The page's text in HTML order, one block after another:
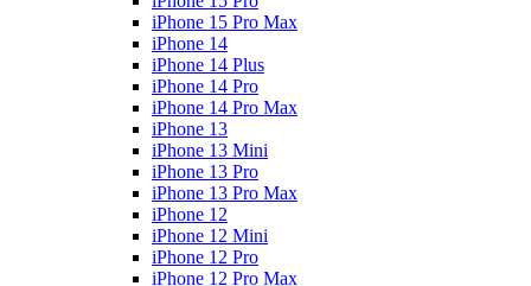
iPhone 15 Pro Max
iPhone 14
iPhone 14 Plus
iPhone 14 Pro
iPhone 14 Pro Max
iPhone 13
iPhone 13 Mini
iPhone 13 Pro
iPhone 13 Pro Max
iPhone 12
iPhone 12 Mini
iPhone 12 Pro
iPhone 12 Pro Max